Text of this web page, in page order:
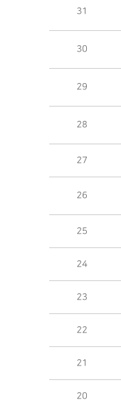
31
30
29
28
27
26
25
24
23
22
21
20